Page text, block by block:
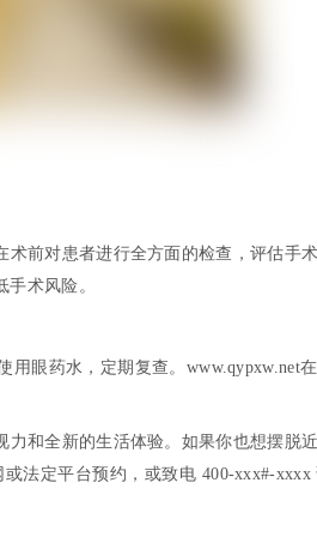
前对患者进行全方面的检查，评估手
术风险。
眼药水，定期复查。www.qypxw.net
和全新的生活体验。如果你也想摆脱
法定平台预约，或致电 400-xxx#-xxxx